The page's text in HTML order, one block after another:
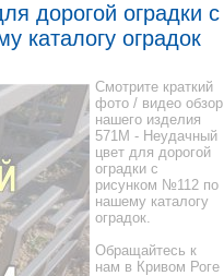
дорогой оградки с
каталогу оградок
Смотрите краткий
фото / видео обзор
нашего изделия
571M - Неудачный
цвет для дорогой
оградки с
рисунком №112 по
нашему каталогу
оградок.
Обращайтесь к
нам в Кривом Роге